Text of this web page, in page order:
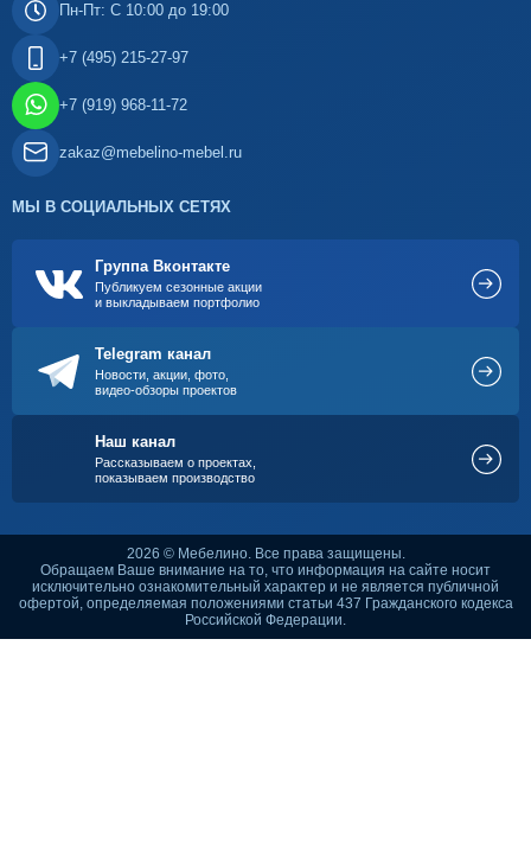
Пн-Пт: С 10:00 до 19:00
+7 (495) 215-27-97
+7 (919) 968-11-72
zakaz@mebelino-mebel.ru
МЫ В СОЦИАЛЬНЫХ СЕТЯХ
Группа Вконтакте
Публикуем сезонные акции
и выкладываем портфолио
Telegram канал
Новости, акции, фото,
видео-обзоры проектов
Наш канал
Рассказываем о проектах,
показываем производство
2026 © Мебелино. Все права защищены.
Обращаем Ваше внимание на то, что информация на сайте носит
исключительно ознакомительный характер и не является публичной
офертой, определяемая положениями статьи 437 Гражданского кодекса
Российской Федерации.